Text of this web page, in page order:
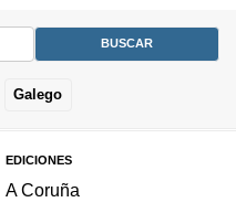
Galego
EDICIONES
A Coruña